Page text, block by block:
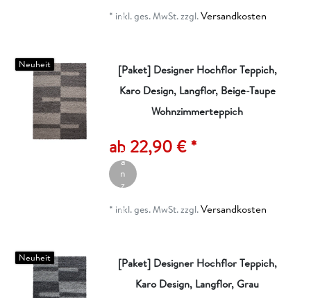
g
* inkl. ges. MwSt.zzgl.Versandkosten
Neuheit
[Paket] Designer Hochflor Teppich,
Karo Design, Langflor, Beige-Taupe
Wohnzimmerteppich
ab 22,90 € *
ik
el
a
n
z
g
* inkl. ges. MwSt.zzgl.Versandkosten
Neuheit
[Paket] Designer Hochflor Teppich,
Karo Design, Langflor, Grau